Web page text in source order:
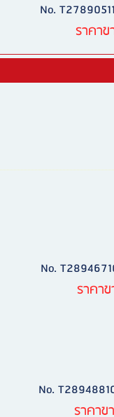
No.
ราคา
No.
ราคา
No.
ราคา